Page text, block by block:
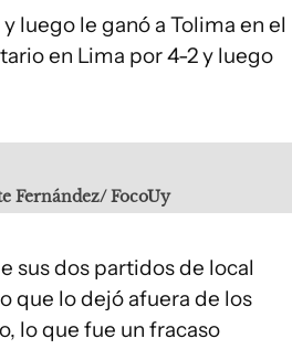
luego le ganó a Tolima en el
en Lima por 4-2 y luego
Fernández/ FocoUy
sus dos partidos de local
que lo dejó afuera de los
lo que fue un fracaso